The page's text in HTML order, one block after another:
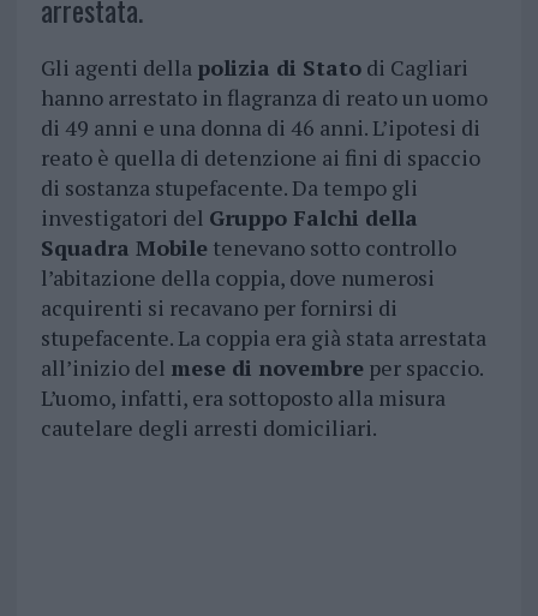
arrestata.
Gli agenti della polizia di Statodi Cagliari
hanno arrestato in flagranza di reato un uomo
di 49 anni e una donna di 46 anni. L’ipotesi di
reato è quella di detenzione ai fini di spaccio
di sostanza stupefacente. Da tempo gli
investigatori del Gruppo Falchi della
Squadra Mobiletenevano sotto controllo
l’abitazione della coppia, dove numerosi
acquirenti si recavano per fornirsi di
stupefacente. La coppia era già stata arrestata
all’inizio del mese di novembreper spaccio.
L’uomo, infatti, era sottoposto alla misura
cautelare degli arresti domiciliari.